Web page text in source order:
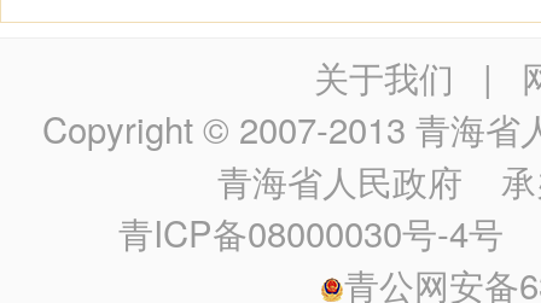
关于我们 |
Copyright © 2007-2013 青海省
青海省人民政府 承
青ICP备08000030号-4号
青公网安备